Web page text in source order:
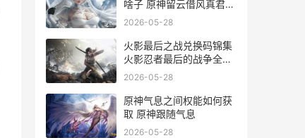
啥子 原神留云借风真君六
个火柱激活顺序
2026-05-28
火影最后之战兑换码锦集
火影忍者最后的战争全攻
略
2026-05-28
原神气息之间权能如何获
取 原神跟随气息
2026-05-28